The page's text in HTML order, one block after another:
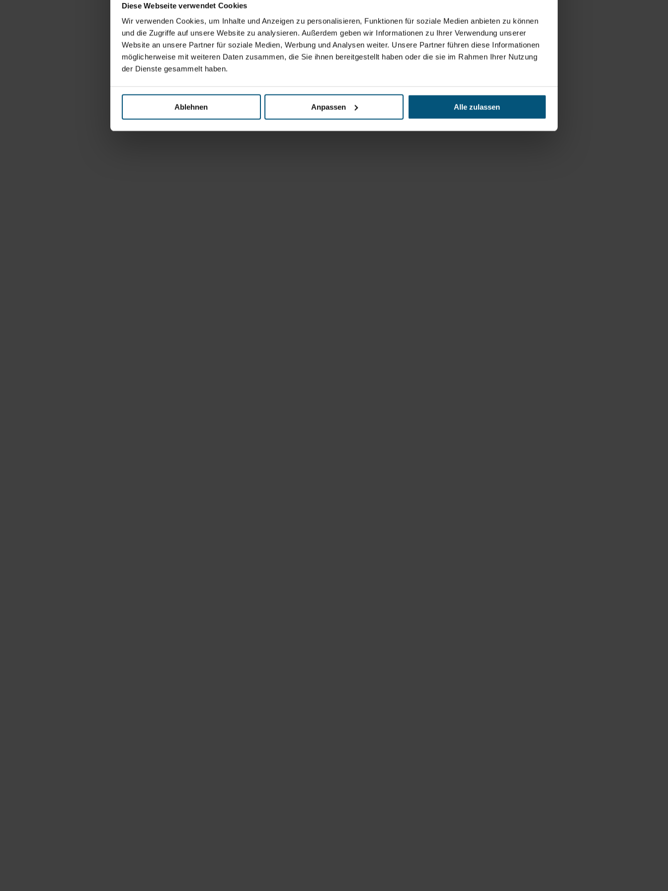
Diese Webseite verwendet Cookies
Wir verwenden Cookies, um Inhalte und Anzeigen zu personalisieren, Funktionen für soziale Medien anbieten zu können
und die Zugriffe auf unsere Website zu analysieren. Außerdem geben wir Informationen zu Ihrer Verwendung unserer
Website an unsere Partner für soziale Medien, Werbung und Analysen weiter. Unsere Partner führen diese Informationen
möglicherweise mit weiteren Daten zusammen, die Sie ihnen bereitgestellt haben oder die sie im Rahmen Ihrer Nutzung
der Dienste gesammelt haben.
Ablehnen Anpassen Alle zulassen